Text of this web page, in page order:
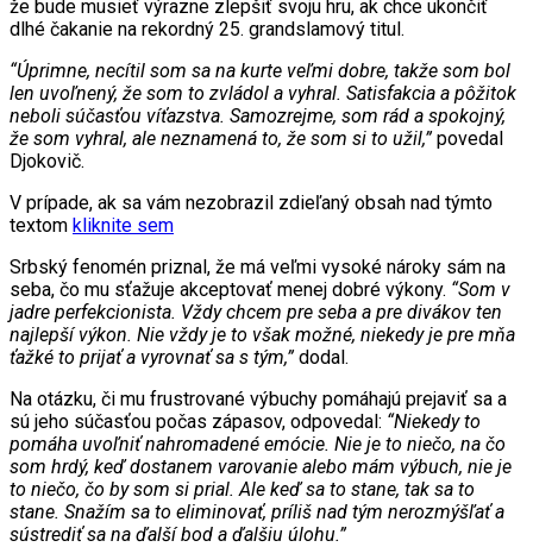
že bude musieť výrazne zlepšiť svoju hru, ak chce ukončiť
dlhé čakanie na rekordný 25. grandslamový titul.
“Úprimne, necítil som sa na kurte veľmi dobre, takže som bol
len uvoľnený, že som to zvládol a vyhral. Satisfakcia a pôžitok
neboli súčasťou víťazstva. Samozrejme, som rád a spokojný,
že som vyhral, ale neznamená to, že som si to užil,”povedal
Djokovič.
V prípade, ak sa vám nezobrazil zdieľaný obsah nad týmto
textom kliknite sem
Srbský fenomén priznal, že má veľmi vysoké nároky sám na
seba, čo mu sťažuje akceptovať menej dobré výkony. “Som v
jadre perfekcionista. Vždy chcem pre seba a pre divákov ten
najlepší výkon. Nie vždy je to však možné, niekedy je pre mňa
ťažké to prijať a vyrovnať sa s tým,”dodal.
Na otázku, či mu frustrované výbuchy pomáhajú prejaviť sa a
sú jeho súčasťou počas zápasov, odpovedal: “Niekedy to
pomáha uvoľniť nahromadené emócie. Nie je to niečo, na čo
som hrdý, keď dostanem varovanie alebo mám výbuch, nie je
to niečo, čo by som si prial. Ale keď sa to stane, tak sa to
stane. Snažím sa to eliminovať, príliš nad tým nerozmýšľať a
sústrediť sa na ďalší bod a ďalšiu úlohu.”